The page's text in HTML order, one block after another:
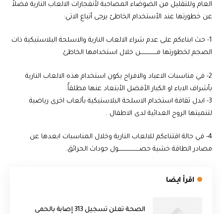
العام وللتقليل من الضوضاء المصاحبة لأنفجارات الالعاب النارية فضلاًً
عن خطورتها عند الأستخدام الخاطئ يرجى أتباع الاتي:
1- حث ابناءكم على عدم شراء الالعاب النارية والاسلحة البلاستيكية ذات
الصجم لخطورتها مــــــــــــــــن خلال استخدامها الخاطئ.
2- في مناسبات الاعياد والافراح يكون استخدام هذه الالعاب النارية
بأشراف الاباء او الكبار الأفضل الأبتعاد عنها مطلقاًً.
3- ابدل ثقافة استخدام الاسلحة البلاستيكية بألعاب اخرى رياضية
لتنميتها الروح العدائية لدى الاطفال .
4- في حالة اقتناءكم للالعاب النارية وخلال المناسبات ابعدها عن
مصادر الطاقة خشية حصـــــــــــــــــــــول حوداث الحرائق.
اقرأ ايضا
الصحة تعلن تسجيل 313 إصابة بالحمى